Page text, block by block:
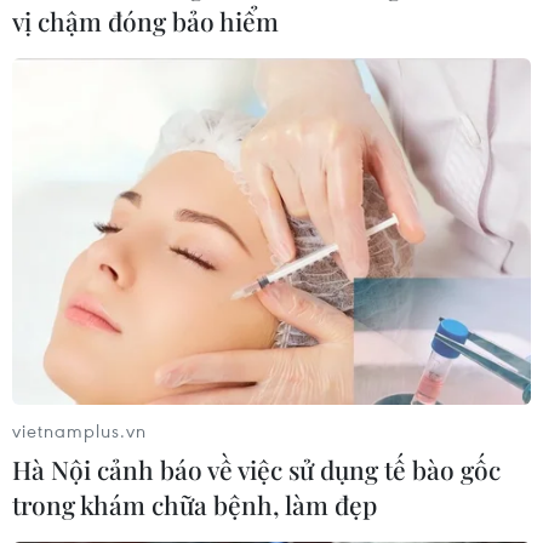
Thảm sát ở Tây Bắc Nigeria, ít nhất
24 người đã thiệt mạng
Dịch tả bùng phát nghiêm trọng tại
Nigeria, hàng trăm người tử vong
23/07/2026 07:23
Dịch Ebola: Số ca tử vong ở châu Phi
tăng lên hơn 1.000 người
22/07/2026 22:56
vị chậm đóng bảo hiểm
vietnamplus.vn
Hà Nội cảnh báo về việc sử dụng tế bào gốc
trong khám chữa bệnh, làm đẹp